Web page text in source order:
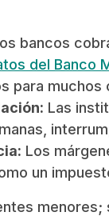
bancos
del Banco
para muchos
Las
Los
un